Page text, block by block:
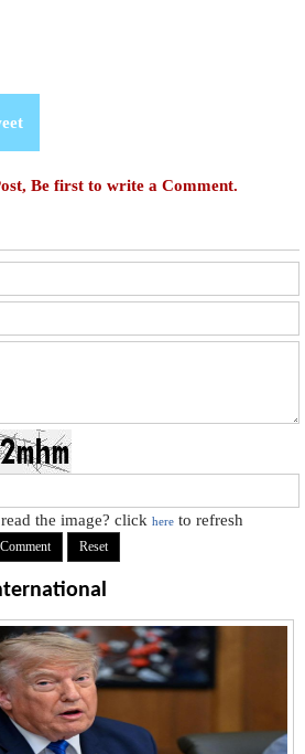
Be first to write a Comment.
the image? clickhere to refresh